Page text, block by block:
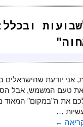
אני יודעת שהישראלים
טעם המשמש, אבל
את ה"במקום" המאוד
…
←